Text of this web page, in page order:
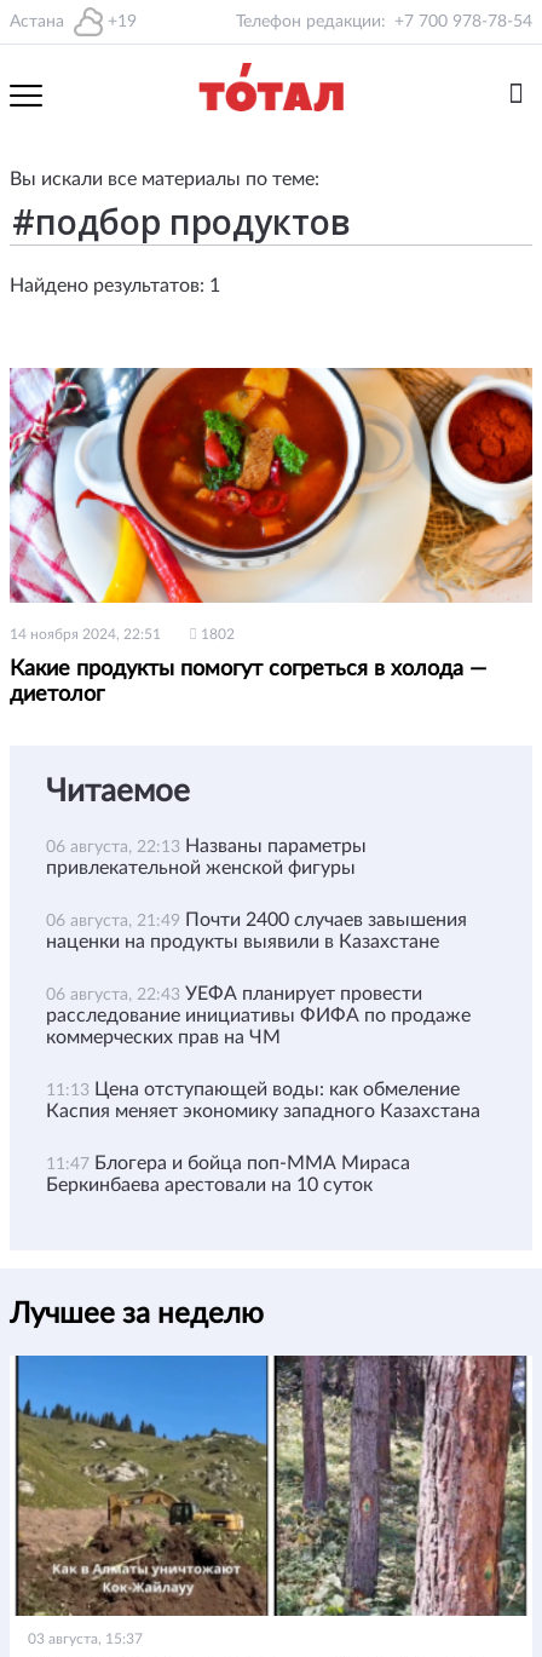
Астана +19 Телефон редакции: +7 700 978-78-54
Вы искали все материалы по теме:
Найдено результатов: 1
14 ноября 2024, 22:51 1802
Какие продукты помогут согреться в холода —
диетолог
Читаемое
06 августа, 22:13 Названы параметры
привлекательной женской фигуры
06 августа, 21:49 Почти 2400 случаев завышения
наценки на продукты выявили в Казахстане
06 августа, 22:43 УЕФА планирует провести
расследование инициативы ФИФА по продаже
коммерческих прав на ЧМ
11:13 Цена отступающей воды: как обмеление
Каспия меняет экономику западного Казахстана
11:47 Блогера и бойца поп-ММА Мираса
Беркинбаева арестовали на 10 суток
Лучшее за неделю
03 августа, 15:37